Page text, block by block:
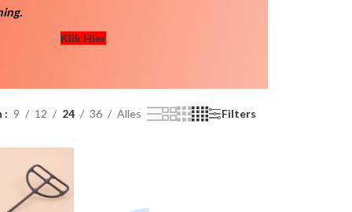
Klik Hier
9 12 24 36 Alles Filters